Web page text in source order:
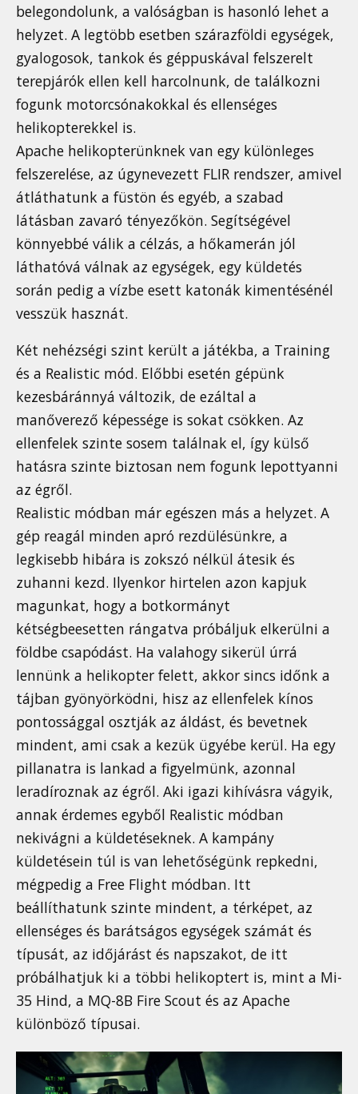
belegondolunk, a valóságban is hasonló lehet a
helyzet. A legtöbb esetben szárazföldi egységek,
gyalogosok, tankok és géppuskával felszerelt
terepjárók ellen kell harcolnunk, de találkozni
fogunk motorcsónakokkal és ellenséges
helikopterekkel is.
Apache helikopterünknek van egy különleges
felszerelése, az úgynevezett FLIR rendszer, amivel
átláthatunk a füstön és egyéb, a szabad
látásban zavaró tényezőkön. Segítségével
könnyebbé válik a célzás, a hőkamerán jól
láthatóvá válnak az egységek, egy küldetés
során pedig a vízbe esett katonák kimentésénél
vesszük hasznát.
Két nehézségi szint került a játékba, a Training
és a Realistic mód. Előbbi esetén gépünk
kezesbáránnyá változik, de ezáltal a
manőverező képessége is sokat csökken. Az
ellenfelek szinte sosem találnak el, így külső
hatásra szinte biztosan nem fogunk lepottyanni
az égről.
Realistic módban már egészen más a helyzet. A
gép reagál minden apró rezdülésünkre, a
legkisebb hibára is zokszó nélkül átesik és
zuhanni kezd. Ilyenkor hirtelen azon kapjuk
magunkat, hogy a botkormányt
kétségbeesetten rángatva próbáljuk elkerülni a
földbe csapódást. Ha valahogy sikerül úrrá
lennünk a helikopter felett, akkor sincs időnk a
tájban gyönyörködni, hisz az ellenfelek kínos
pontossággal osztják az áldást, és bevetnek
mindent, ami csak a kezük ügyébe kerül. Ha egy
pillanatra is lankad a figyelmünk, azonnal
leradíroznak az égről. Aki igazi kihívásra vágyik,
annak érdemes egyből Realistic módban
nekivágni a küldetéseknek. A kampány
küldetésein túl is van lehetőségünk repkedni,
mégpedig a Free Flight módban. Itt
beállíthatunk szinte mindent, a térképet, az
ellenséges és barátságos egységek számát és
típusát, az időjárást és napszakot, de itt
próbálhatjuk ki a többi helikoptert is, mint a Mi-
35 Hind, a MQ-8B Fire Scout és az Apache
különböző típusai.